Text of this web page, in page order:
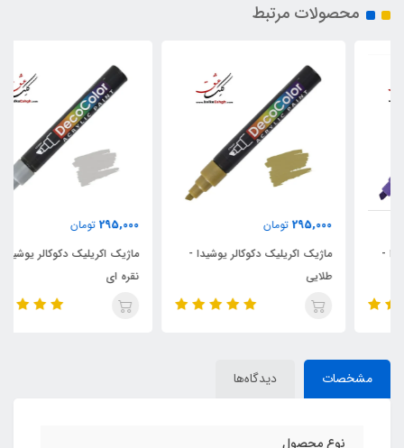
محصولات مرتبط
تومان
ماژیک اکریلیک دکوکالر یوشیدا -
تومان
ماژیک اکریلیک دکوکالر یوشیدا -
مشخصات دیدگاه‌ها
نوع محصول